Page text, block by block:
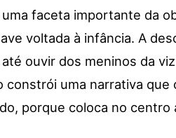
faceta importante da
voltada à infância. A
ouvir dos meninos da
uma narrativa
porque coloca no